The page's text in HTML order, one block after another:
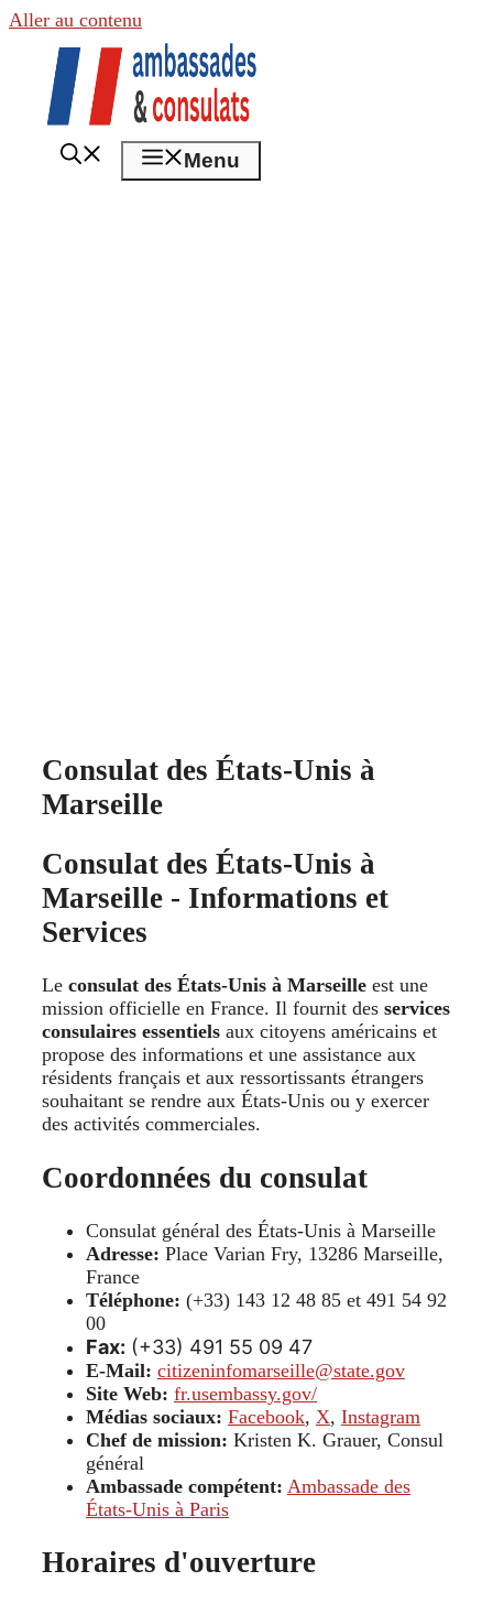
Aller au contenu
Menu
Consulat des États-Unis à
Marseille
Consulat des États-Unis à
Marseille - Informations et
Services
Le consulat des États-Unis à Marseille est une
mission officielle en France. Il fournit des services
consulaires essentiels aux citoyens américains et
propose des informations et une assistance aux
résidents français et aux ressortissants étrangers
souhaitant se rendre aux États-Unis ou y exercer
des activités commerciales.
Coordonnées du consulat
Consulat général des États-Unis à Marseille
Adresse: Place Varian Fry, 13286 Marseille,
France
Téléphone: (+33) 143 12 48 85 et 491 54 92
00
Fax: (+33) 491 55 09 47
E-Mail: citizeninfomarseille@state.gov
Site Web: fr.usembassy.gov/
Médias sociaux: Facebook, X, Instagram
Chef de mission: Kristen K. Grauer, Consul
général
Ambassade compétent: Ambassade des
États-Unis à Paris
Horaires d'ouverture